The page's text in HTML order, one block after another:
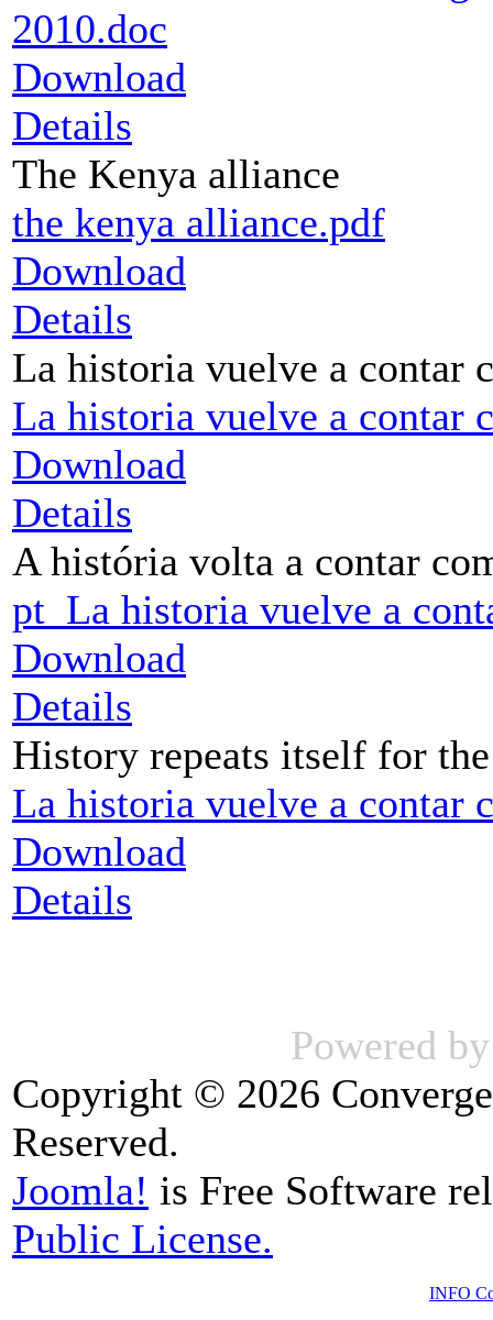
2010.doc
Download
Details
The Kenya alliance
the kenya alliance.pdf
Download
Details
La historia vuelve a contar
La historia vuelve a contar
Download
Details
A história volta a contar
pt_La historia vuelve a
Download
Details
History repeats itself for the
La historia vuelve a contar
Download
Details
Powered
Copyright © 2026
Reserved.
Joomla! is Free Software
Public License.
INFO